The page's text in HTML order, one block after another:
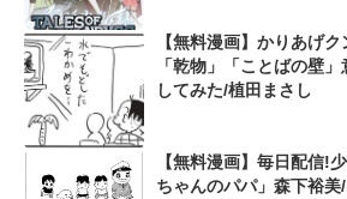
【無料漫画】かりあげ
「乾物」「ことばの壁
してみた/植田まさし
【無料漫画】毎日配信!
ちゃんのパパ」森下裕